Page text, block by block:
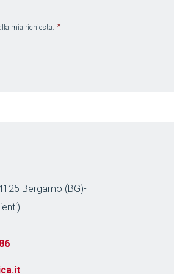
mia richiesta. *
Bergamo (BG)-